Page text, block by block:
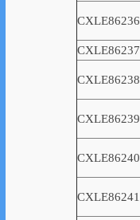
CXLE86236
CXLE86237
CXLE86238
CXLE86239
CXLE86240
CXLE86241